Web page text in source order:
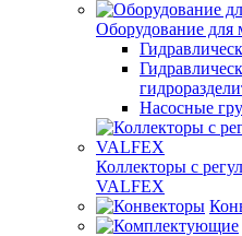
Оборудование для
Насосные
Коллекторы с
VALFEX